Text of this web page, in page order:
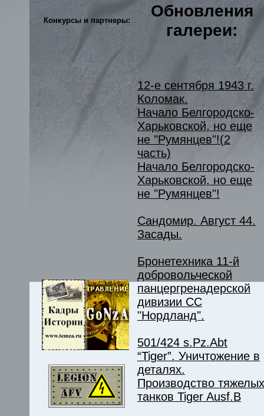
Конкурсы и партнеры:
Обновления
галереи:
12-е сентября 1943 г.
Коломак.
Начало Белгородско-
Харьковской, но еще
не "Румянцев"!(2
часть)
Начало Белгородско-
Харьковской, но еще
не "Румянцев"!
Сандомир. Август 44.
Засады.
Бронетехника 11-й
добровольческой
панцергренадерской
дивизии СС
"Нордланд".
501/424 s.Pz.Abt
“Tiger”. Уничтожение в
деталях.
Производство тяжелых
танков Tiger Ausf.B